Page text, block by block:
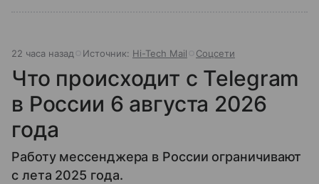
22 часа назад Источник: Hi-Tech Mail Соцсети
Что происходит с Telegram
в России 6 августа 2026
года
Работу мессенджера в России ограничивают
с лета 2025 года.